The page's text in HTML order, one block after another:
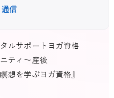
通信
ルサポートヨガ資格
ティ～産後
想を学ぶヨガ資格』